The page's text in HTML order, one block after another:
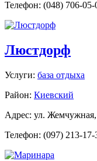
Телефон: (048) 706-05-
Люстдорф
Услуги: база отдыха
Район: Киевский
Адрес: ул. Жемчужная,
Телефон: (097) 213-17-